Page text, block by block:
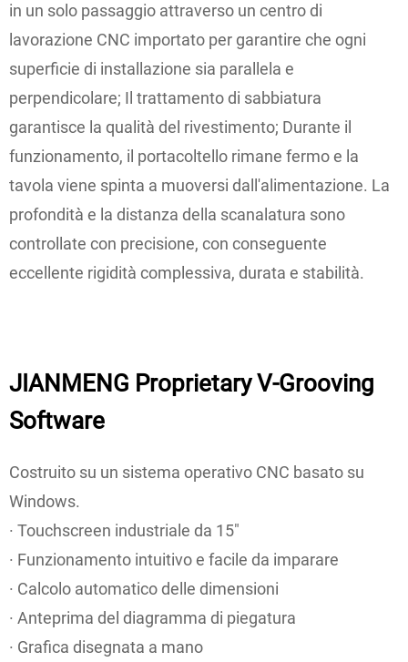
in un solo passaggio attraverso un centro di
lavorazione CNC importato per garantire che ogni
superficie di installazione sia parallela e
perpendicolare; Il trattamento di sabbiatura
garantisce la qualità del rivestimento; Durante il
funzionamento, il portacoltello rimane fermo e la
tavola viene spinta a muoversi dall'alimentazione. La
profondità e la distanza della scanalatura sono
controllate con precisione, con conseguente
eccellente rigidità complessiva, durata e stabilità.
JIANMENG Proprietary V-Grooving
Software
Costruito su un sistema operativo CNC basato su
Windows.
· Touchscreen industriale da 15"
· Funzionamento intuitivo e facile da imparare
· Calcolo automatico delle dimensioni
· Anteprima del diagramma di piegatura
· Grafica disegnata a mano